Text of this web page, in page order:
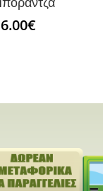
6.00€